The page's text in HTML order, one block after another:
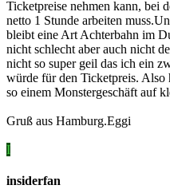
Ticketpreise nehmen kann, bei
netto 1 Stunde arbeiten
bleibt eine Art Achterbahn im
nicht schlecht aber auch nicht
nicht so super geil das ich ein
würde für den Ticketpreis.
so einem Monstergeschäft auf
Gruß aus Hamburg.Eggi
I
insiderfan